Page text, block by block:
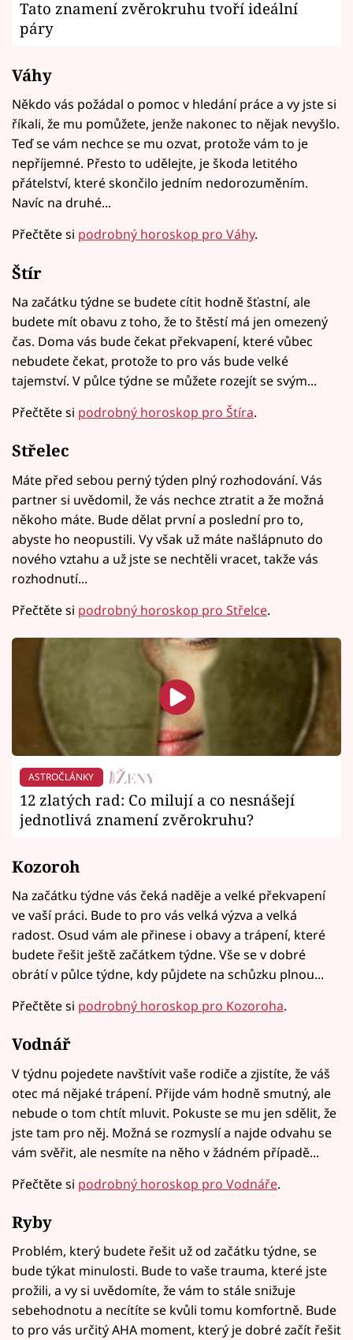
Tato znamení zvěrokruhu tvoří ideální
páry
Váhy
Někdo vás požádal o pomoc v hledání práce a vy jste si
říkali, že mu pomůžete, jenže nakonec to nějak nevyšlo.
Teď se vám nechce se mu ozvat, protože vám to je
nepříjemné. Přesto to udělejte, je škoda letitého
přátelství, které skončilo jedním nedorozuměním.
Navíc na druhé...
Přečtěte si podrobný horoskop pro Váhy.
Štír
Na začátku týdne se budete cítit hodně šťastní, ale
budete mít obavu z toho, že to štěstí má jen omezený
čas. Doma vás bude čekat překvapení, které vůbec
nebudete čekat, protože to pro vás bude velké
tajemství. V půlce týdne se můžete rozejít se svým...
Přečtěte si podrobný horoskop pro Štíra.
Střelec
Máte před sebou perný týden plný rozhodování. Vás
partner si uvědomil, že vás nechce ztratit a že možná
někoho máte. Bude dělat první a poslední pro to,
abyste ho neopustili. Vy však už máte našlápnuto do
nového vztahu a už jste se nechtěli vracet, takže vás
rozhodnutí...
Přečtěte si podrobný horoskop pro Střelce.
ASTROČLÁNKY
12 zlatých rad: Co milují a co nesnášejí
jednotlivá znamení zvěrokruhu?
Kozoroh
Na začátku týdne vás čeká naděje a velké překvapení
ve vaší práci. Bude to pro vás velká výzva a velká
radost. Osud vám ale přinese i obavy a trápení, které
budete řešit ještě začátkem týdne. Vše se v dobré
obrátí v půlce týdne, kdy půjdete na schůzku plnou...
Přečtěte si podrobný horoskop pro Kozoroha.
Vodnář
V týdnu pojedete navštívit vaše rodiče a zjistíte, že váš
otec má nějaké trápení. Přijde vám hodně smutný, ale
nebude o tom chtít mluvit. Pokuste se mu jen sdělit, že
jste tam pro něj. Možná se rozmyslí a najde odvahu se
vám svěřit, ale nesmíte na něho v žádném případě...
Přečtěte si podrobný horoskop pro Vodnáře.
Ryby
Problém, který budete řešit už od začátku týdne, se
bude týkat minulosti. Bude to vaše trauma, které jste
prožili, a vy si uvědomíte, že vám to stále snižuje
sebehodnotu a necítíte se kvůli tomu komfortně. Bude
to pro vás určitý AHA moment, který je dobré začít řešit